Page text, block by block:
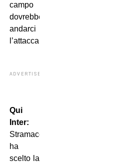
campo
dovrebbe
andarci
l’attaccante.
ADVERTISEMENT
Qui
Inter:
Stramaccioni
ha
scelto la